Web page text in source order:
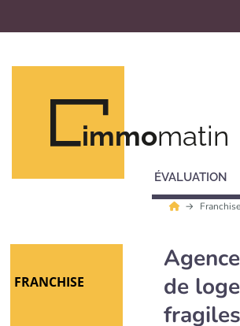
immomatin
ÉVALUATION
Franchise
FRANCHISE
de
fragiles